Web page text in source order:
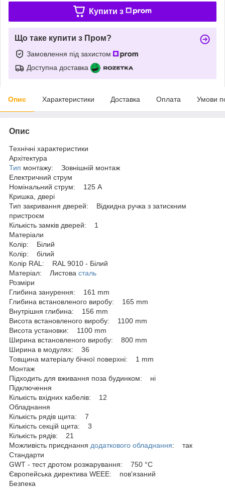
Купити з
Що таке купити з Пром?
Замовлення під захистом
Доступна доставка
Опис Характеристики Доставка Оплата Умови
Опис
Технічні характеристики
Архітектура
Тип монтажу: Зовнішній монтаж
Електричний струм
Номінальний струм: 125 A
Кришка, двері
Тип закривання дверей: Відкидна ручка з затискним
пристроєм
Кількість замків дверей: 1
Матеріали
Колір: Білий
Колір: білий
Колір RAL: RAL 9010 - Білий
Матеріал: Листова сталь
Розміри
Глибина занурення: 161 mm
Глибина встановленого виробу: 165 mm
Внутрішня глибина: 156 mm
Висота встановленого виробу: 1100 mm
Висота установки: 1100 mm
Ширина встановленого виробу: 800 mm
Ширина в модулях: 36
Товщина матеріалу бічної поверхні: 1 mm
Монтаж
Підходить для вживання поза будинком: ні
Підключення
Кількість вхідних кабелів: 12
Обладнання
Кількість рядів щита: 7
Кількість секцій щита: 3
Кількість рядів: 21
Можливість приєднання додаткового обладнання: так
Стандарти
GWT - тест дротом розжарування: 750 °C
Європейська директива WEEE: пов'язаний
Безпека